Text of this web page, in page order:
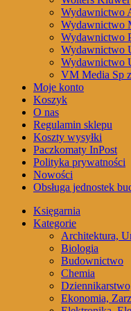
Wydawnictwo
Wydawnictwo
Wydawnictwo
Wydawnictwo
Wydawnictwo
VM Media Sp
Moje konto
Koszyk
O nas
Regulamin sklepu
Koszty wysyłki
Paczkomaty InPost
Polityka prywatności
Nowości
Obsługa jednostek
Księgarnia
Kategorie
Architektura,
Biologia
Budownictwo
Chemia
Ekonomia,